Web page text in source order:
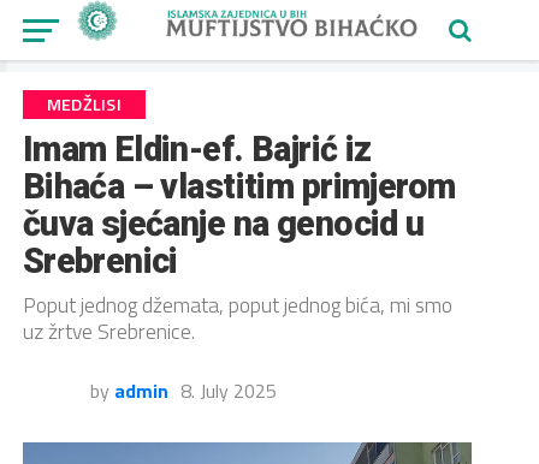
MEDŽLISI
Imam Eldin-ef. Bajrić iz
Bihaća – vlastitim primjerom
čuva sjećanje na genocid u
Srebrenici
Poput jednog džemata, poput jednog bića, mi smo
uz žrtve Srebrenice.
by admin 8. July 2025